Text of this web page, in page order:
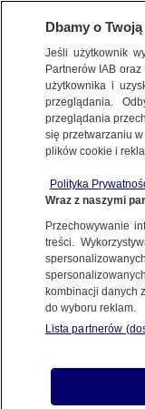
TRÓJMIASTO
i dokumenty
20.07.2023, 14:53
Udostępnij
Dbamy o
Jeśli użytkownik
Partnerów IAB oraz
użytkownika i
przeglądania.
przeglądania
się przetwarzaniu
plików cookie i
Polityka
Wraz z naszymi
Przechowywanie
treści.
kombinacji danych
do wyboru reklam.
Lista partnerów